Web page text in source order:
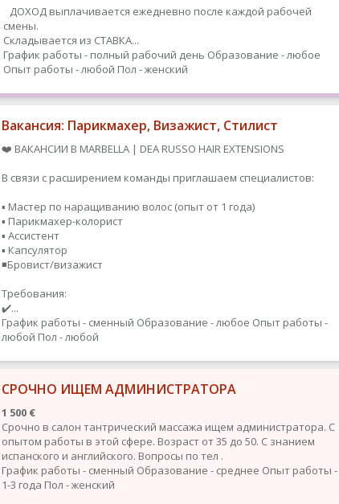
ДОХОД выплачивается ежедневно после каждой рабочей
смены.
Складывается из СТАВКА...
График работы - полный рабочий день Образование - любое
Опыт работы - любой Пол - женский
Вакансия: Парикмахер, Визажист, Стилист
❤️ ВАКАНСИИ В MARBELLA | DEA RUSSO HAIR EXTENSIONS
В связи с расширением команды приглашаем специалистов:
▪️ Мастер по наращиванию волос (опыт от 1 года)
▪️ Парикмахер-колорист
▪️ Ассистент
▪️ Капсулятор
◾️Бровист/визажист
Требования:
✔️...
График работы - сменный Образование - любое Опыт работы -
любой Пол - любой
СРОЧНО ИЩЕМ АДМИНИСТРАТОРА
1 500 €
Срочно в салон тантрический массажа ищем администратора. С
опытом работы в этой сфере. Возраст от 35 до 50. С знанием
испанского и английского. Вопросы по тел .
График работы - сменный Образование - среднее Опыт работы -
1-3 года Пол - женский